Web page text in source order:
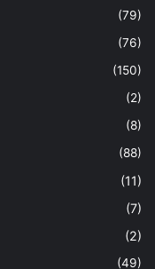
(79)
(76)
(150)
(2)
(8)
(88)
(11)
(7)
(2)
(49)